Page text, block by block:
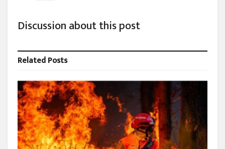
Discussion about this post
RelatedPosts